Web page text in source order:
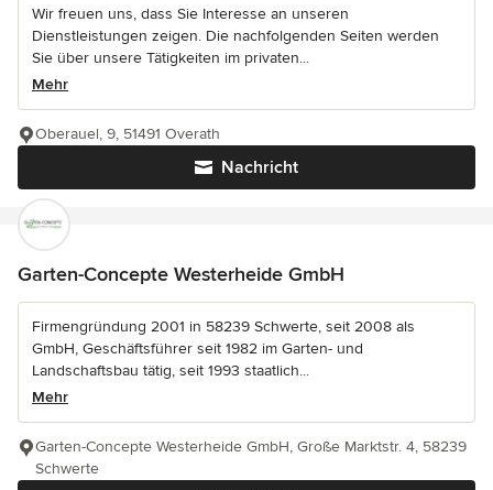
Wir freuen uns, dass Sie Interesse an unseren
Dienstleistungen zeigen. Die nachfolgenden Seiten werden
Sie über unsere Tätigkeiten im privaten...
Mehr
Nachricht
Oberauel, 9, 51491 Overath
Garten-Concepte Westerheide GmbH
Firmengründung 2001 in 58239 Schwerte, seit 2008 als
GmbH, Geschäftsführer seit 1982 im Garten- und
Landschaftsbau tätig, seit 1993 staatlich...
Mehr
Garten-Concepte Westerheide GmbH, Große Marktstr. 4, 58239
Schwerte